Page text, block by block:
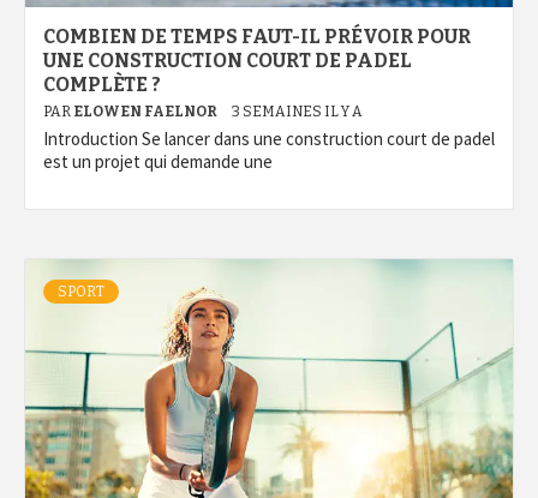
COMBIEN DE TEMPS FAUT-IL PRÉVOIR POUR
UNE CONSTRUCTION COURT DE PADEL
COMPLÈTE ?
PAR ELOWEN FAELNOR 3 SEMAINES IL Y A
Introduction Se lancer dans une construction court de padel
est un projet qui demande une
SPORT